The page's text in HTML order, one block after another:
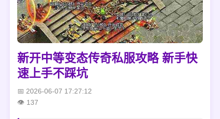
新开中等变态传奇私服攻略 新手快
速上手不踩坑
2026-06-07 17:27:12
137